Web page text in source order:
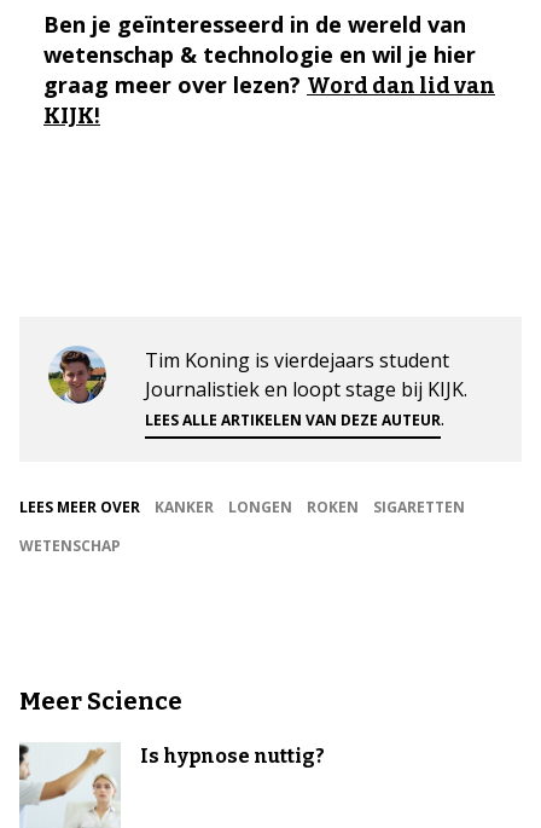
Ben je geïnteresseerd in de wereld van
wetenschap & technologie en wil je hier
graag meer over lezen? Word dan lid van
KIJK!
Tim Koning is vierdejaars student
Journalistiek en loopt stage bij KIJK.
LEES ALLE ARTIKELEN VAN DEZE AUTEUR.
LEES MEER OVER KANKER LONGEN ROKEN
SIGARETTEN
WETENSCHAP
Meer Science
Is hypnose nuttig?